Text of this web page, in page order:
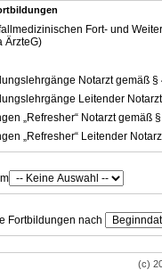
Fort- und
ÄrzteG)
Notarzt gemäß §
Leitender
„Refresher“ Notarzt gemäß
„Refresher“ Leitender
Fortbildungen nach
(c)